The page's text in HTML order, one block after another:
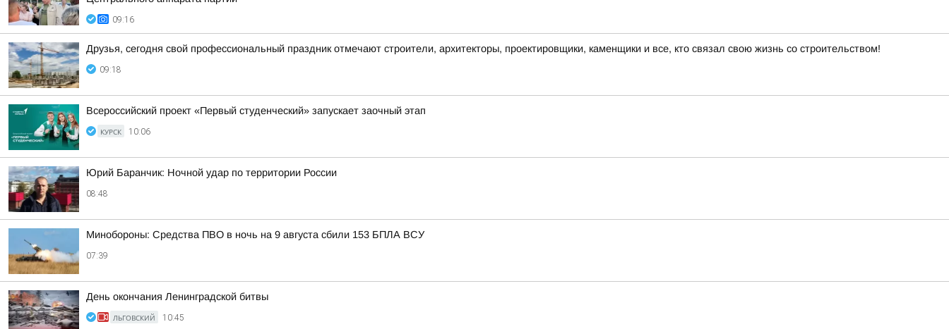
09:16
Друзья, сегодня свой профессиональный праздник отмечают строители, архитекторы, проектировщики, каменщики и все, кто связал свою жизнь со строительством!
09:18
Всероссийский проект «Первый студенческий» запускает заочный этап
КУРСК 10:06
Юрий Баранчик: Ночной удар по территории России
08:48
Минобороны: Средства ПВО в ночь на 9 августа сбили 153 БПЛА ВСУ
07:39
День окончания Ленинградской битвы
ЛЬГОВСКИЙ 10:45